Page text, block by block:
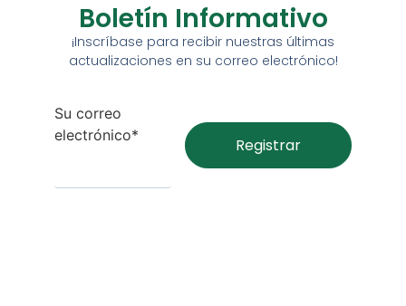
Boletín Informativo
¡Inscríbase para recibir nuestras últimas
actualizaciones en su correo electrónico!
Su correo
electrónico*